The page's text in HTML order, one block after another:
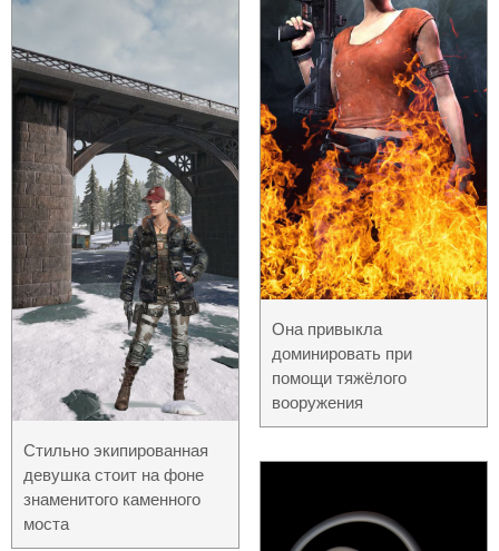
Стильно экипированная
девушка стоит на фоне
знаменитого каменного
моста
Она привыкла
доминировать при
помощи тяжёлого
вооружения